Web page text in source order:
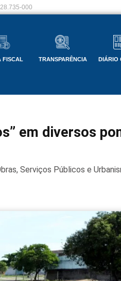
000
FISCAL TRANSPARÊNCIA DIÁRIO
em diversos
Serviços Públicos e